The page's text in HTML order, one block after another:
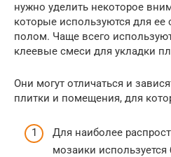
нужно уделить некоторое
которые используются для ее
полом. Чаще всего
клеевые смеси для укладки
Они могут отличаться и
плитки и помещения, для
Для наиболее
мозаики